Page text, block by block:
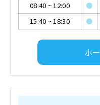
08:40 ~12:00 ●
15:40 ~18:30 ●
ホ